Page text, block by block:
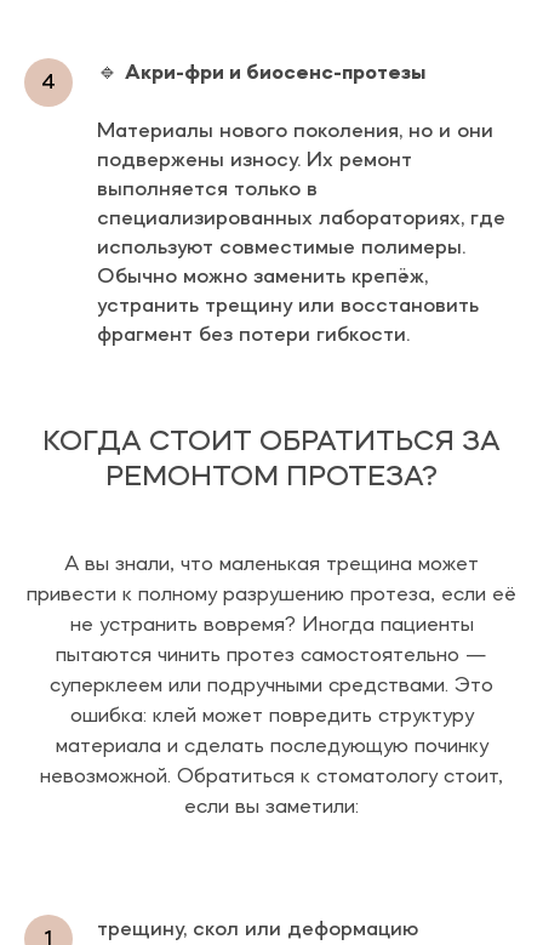
🔹 Акри-фри и биосенс-протезы
Материалы нового поколения, но и они
подвержены износу. Их ремонт
выполняется только в
специализированных лабораториях, где
используют совместимые полимеры.
Обычно можно заменить крепёж,
устранить трещину или восстановить
фрагмент без потери гибкости.
КОГДА СТОИТ ОБРАТИТЬСЯ ЗА
РЕМОНТОМ ПРОТЕЗА?
А вы знали, что маленькая трещина может
привести к полному разрушению протеза, если её
не устранить вовремя? Иногда пациенты
пытаются чинить протез самостоятельно —
суперклеем или подручными средствами. Это
ошибка: клей может повредить структуру
материала и сделать последующую починку
невозможной. Обратиться к стоматологу стоит,
если вы заметили:
трещину, скол или деформацию